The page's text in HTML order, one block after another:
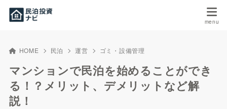
HOME 民泊 運営 ゴミ・設備管理
マンションで民泊を始めることができ
る！？メリット、デメリットなど解
説！